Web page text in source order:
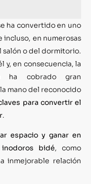
ha convertido en uno
incluso, en numerosas
salón o del dormitorio.
y, en consecuencia, la
ha cobrado gran
mano del reconocido
para convertir el
.
espacio y ganar en
bidé, como
inmejorable relación